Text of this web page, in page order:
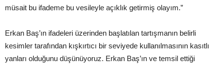
müsait bu ifademe bu vesileyle açıklık getirmiş olayım.”
Erkan Baş’ın ifadeleri üzerinden başlatılan tartışmanın belirli
kesimler tarafından kışkırtıcı bir seviyede kullanılmasının kasıtlı
yanları olduğunu düşünüyoruz. Erkan Baş’ın ve temsil ettiği